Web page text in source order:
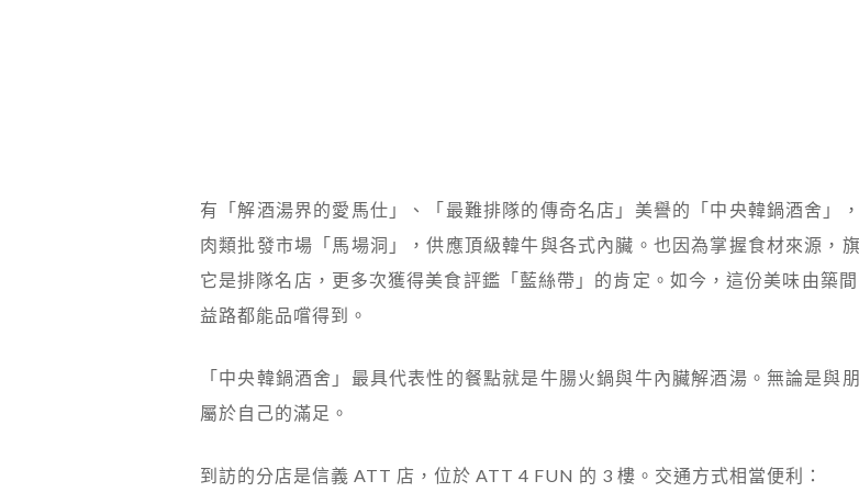
有「解酒湯界的愛馬仕」、「最難排隊的傳奇名店」美譽的「中央韓鍋酒舍」
肉類批發市場「馬場洞」，供應頂級韓牛與各式內臟。也因為掌握食材來源，
它是排隊名店，更多次獲得美食評鑑「藍絲帶」的肯定。如今，這份美味由築
益路都能品嚐得到。
「中央韓鍋酒舍」最具代表性的餐點就是牛腸火鍋與牛內臟解酒湯。無論是與
屬於自己的滿足。
到訪的分店是信義 ATT 店，位於 ATT 4 FUN 的 3 樓。交通方式相當便利：